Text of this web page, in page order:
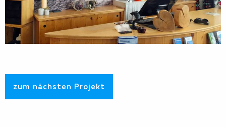
zum nächsten Projekt